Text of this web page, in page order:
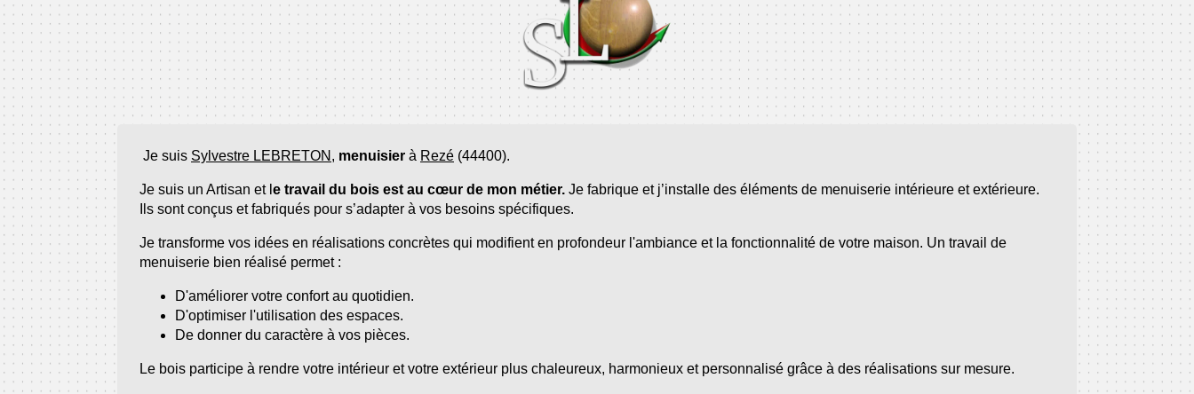
Je suis Sylvestre LEBRETON , menuisier à Rezé (44400).
Je suis un Artisan et l e travail du bois est au cœur de mon métier. Je fabrique et j’installe des éléments de menuiserie intérieure et extérieure.
Ils sont conçus et fabriqués pour s’adapter à vos besoins spécifiques.
Je transforme vos idées en réalisations concrètes qui modifient en profondeur l'ambiance et la fonctionnalité de votre maison. Un travail de
menuiserie bien réalisé permet :
D'améliorer votre confort au quotidien.
D'optimiser l'utilisation des espaces.
De donner du caractère à vos pièces.
Le bois participe à rendre votre intérieur et votre extérieur plus chaleureux, harmonieux et personnalisé grâce à des réalisations sur mesure.